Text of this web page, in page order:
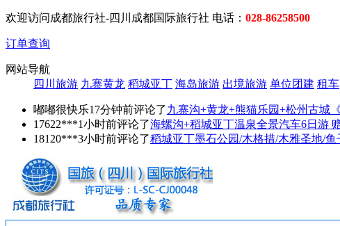
欢迎访问成都旅行社-四川成都国际旅行社 电话： 028-86258500
订单查询
网站导航
四川旅游 九寨黄龙 稻城亚丁 海岛旅游 出境旅游 单位团建 租车
嘟嘟很快乐17分钟前评论了九寨沟+黄龙+熊猫乐园+松州古城
17622***1小时前评论了海螺沟+稻城亚丁温泉全景汽车6日游
18120***3小时前评论了稻城亚丁墨石公园/木格措/木雅圣地/鱼